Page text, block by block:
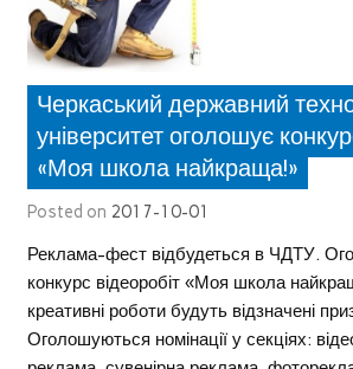
Черкаський державний
університет оголошує
«Моя школа найкраща!»
Posted on 2017-10-01
Реклама-фест відбудеться в ЧДТУ.
конкурс відеоробіт «Моя школа
креативні роботи будуть відзначені
Оголошуються номінації у секціях: